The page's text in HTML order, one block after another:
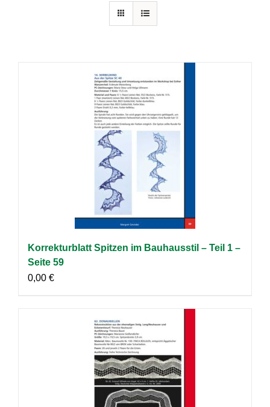
Korrekturblatt Spitzen im Bauhausstil – Teil 1 –
Seite 59
0,00 €